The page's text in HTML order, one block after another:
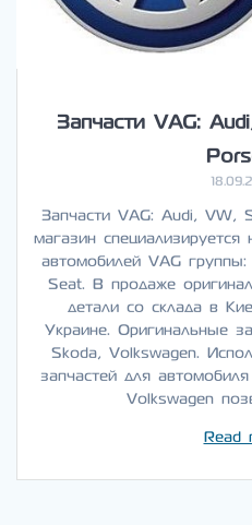
Запчасти VAG:
Запчасти VAG: Audi, VW,
магазин
автомобилей VAG
Seat. В продаже
детали со склада в
Украине. Оригинальные
Skoda, Volkswagen.
запчастей для
Volkswagen
Read